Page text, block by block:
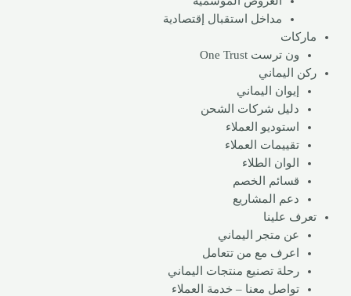
مداخل استقبال إقتصادية
ماركات
ون ترست One Trust
ركن اليماني
إيوان اليماني
دليل شركات الشحن
استوديو العملاء
تقييمات العملاء
الوان الطلاء
قسائم الخصم
دعم المشاريع
تعرف علينا
عن متجر اليماني
اعرف مع من تتعامل
رحلة تصنيع منتجات اليماني
تواصل معنا – خدمة العملاء